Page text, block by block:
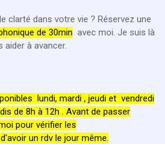
clarté dans votre vie ? Réservez une
de 30min avec moi. Je suis là
à avancer.
lundi, mardi , jeudi et vendredi
de 8h à 12h . Avant de passer
pour vérifier les
un rdv le jour même.